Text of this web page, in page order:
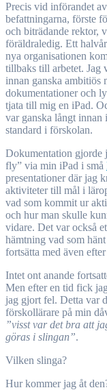
Precis vid införandet
befattningarna, förste
och biträdande rektor,
föräldraledig. Ett
nya organisationen
tillbaks till arbetet. Jag
innan ganska ambitiös
dokumentationer och
tjata till mig en iPad.
var ganska långt innan
standard i förskolan.
Dokumentation gjorde
fly” via min iPad i små
presentationer där jag
aktiviteter till mål i
vad som kommit ur
och hur man skulle
vidare. Det var också
hämtning vad som
fortsätta med även
Intet ont anande
Men efter en tid fick
jag gjort fel. Detta var
förskollärare på min
”visst var det bra att
göras i slingan”.
Vilken slinga?
Hur kommer jag åt